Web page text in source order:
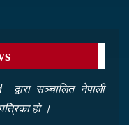
सञ्‍चालित नेपाली
हो ।